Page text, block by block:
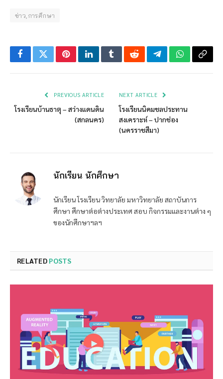
ข่าว,การศึกษา
FacebookTwitterPinterestLinkedInTumblrRedditTelegramWhatsApp
Copy
PREVIOUS ARTICLE
โรงเรียนบ้านธาตุ – สว่างแดนดิน
(สกลนคร)
NEXT ARTICLE
โรงเรียนนิคมชลประทาน
สงเคราะห์ – ปากช่อง
(นครราชสีมา)
นักเรียน นักศึกษา
นักเรียน โรงเรียน วิทยาลัย มหาวิทยาลัย สถาบันการ
ศึกษา ศึกษาต่อต่างประเทศ สอบ กิจกรรมและงานต่าง ๆ
ของนักศึกษาฯลฯ
RELATED POSTS